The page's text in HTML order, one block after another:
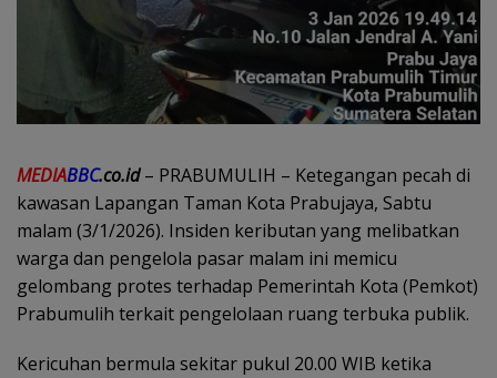
MEDIABBC.co.id– PRABUMULIH – Ketegangan pecah di
kawasan Lapangan Taman Kota Prabujaya, Sabtu
malam (3/1/2026). Insiden keributan yang melibatkan
warga dan pengelola pasar malam ini memicu
gelombang protes terhadap Pemerintah Kota (Pemkot)
Prabumulih terkait pengelolaan ruang terbuka publik.
Kericuhan bermula sekitar pukul 20.00 WIB ketika